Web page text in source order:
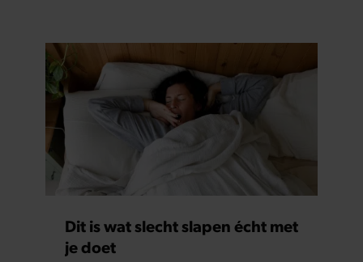
Dit is wat slecht slapen écht met
je doet